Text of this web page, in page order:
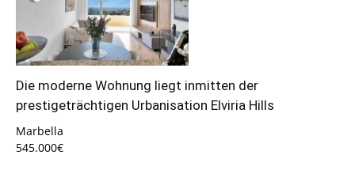
Die moderne Wohnung liegt inmitten der
prestigeträchtigen Urbanisation Elviria Hills
Marbella
545.000€